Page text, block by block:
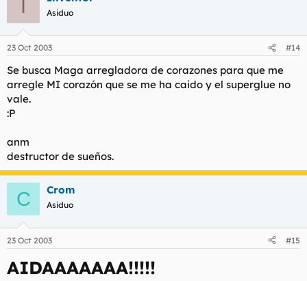
Asiduo
23 Oct 2003 #14
Se busca Maga arregladora de corazones para que me
arregle MI corazón que se me ha caido y el superglue no
vale.
:P
anm
destructor de sueños.
C Crom
Asiduo
23 Oct 2003 #15
AIDAAAAAAA!!!!!